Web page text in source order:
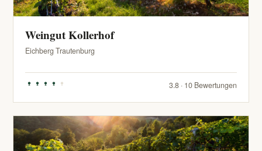
Weingut Kollerhof
Eichberg Trautenburg
3.8 · 10 Bewertungen